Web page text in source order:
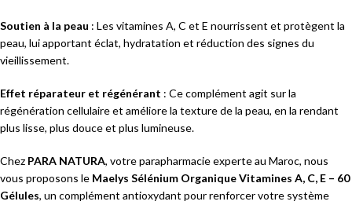
Soutien à la peau : Les vitamines A, C et E nourrissent et protègent la
peau, lui apportant éclat, hydratation et réduction des signes du
vieillissement.
Effet réparateur et régénérant : Ce complément agit sur la
régénération cellulaire et améliore la texture de la peau, en la rendant
plus lisse, plus douce et plus lumineuse.
Chez PARA NATURA, votre parapharmacie experte au Maroc, nous
vous proposons le Maelys Sélénium Organique Vitamines A, C, E – 60
Gélules, un complément antioxydant pour renforcer votre système